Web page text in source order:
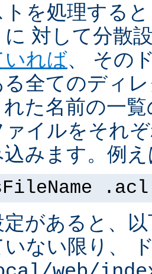
トを処理する
に 対して分散
いれば、 その
る全てのディ
た名前の一
イルをそれ
込みます。例
.acl
定があると、
いない限り、